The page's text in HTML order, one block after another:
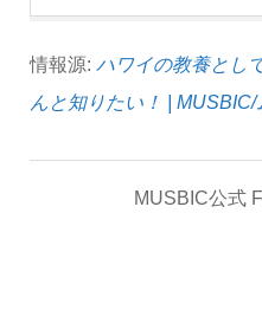
情報源: ハワイの教養とし
んと知りたい！ |
MUSBIC公式